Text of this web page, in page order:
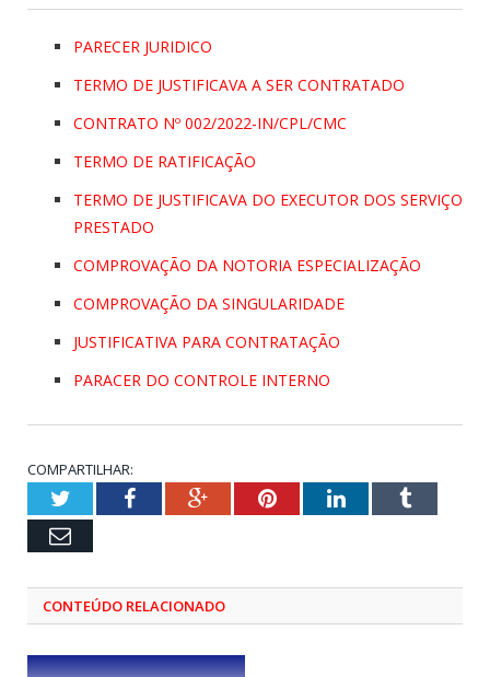
PARECER JURIDICO
TERMO DE JUSTIFICAVA A SER CONTRATADO
CONTRATO Nº 002/2022-IN/CPL/CMC
TERMO DE RATIFICAÇÃO
TERMO DE JUSTIFICAVA DO EXECUTOR DOS SERVIÇO
PRESTADO
COMPROVAÇÃO DA NOTORIA ESPECIALIZAÇÃO
COMPROVAÇÃO DA SINGULARIDADE
JUSTIFICATIVA PARA CONTRATAÇÃO
PARACER DO CONTROLE INTERNO
COMPARTILHAR:
TwitterFacebookGoogle+PinterestLinkedInTumblr
Email
CONTEÚDO RELACIONADO